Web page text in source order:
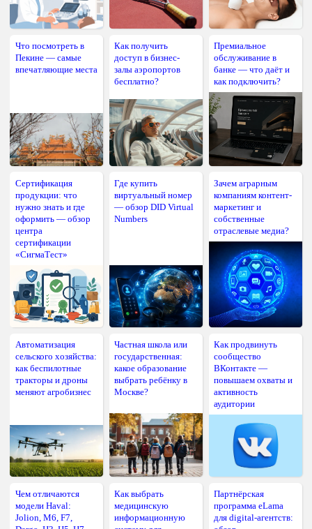
Что посмотреть в
Пекине — самые
впечатляющие места
Как получить
доступ в бизнес-
залы аэропортов
бесплатно?
Премиальное
обслуживание в
банке — что даёт и
как подключить?
Сертификация
продукции: что
нужно знать и где
оформить — обзор
центра
сертификации
«СигмаТест»
Где купить
виртуальный номер
— обзор DID Virtual
Numbers
Зачем аграрным
компаниям контент-
маркетинг и
собственные
отраслевые медиа?
Автоматизация
сельского хозяйства:
как беспилотные
тракторы и дроны
меняют агробизнес
Частная школа или
государственная:
какое образование
выбрать ребёнку в
Москве?
Как продвинуть
сообщество
ВКонтакте —
повышаем охваты и
активность
аудитории
Чем отличаются
модели Haval:
Jolion, M6, F7,
Как выбрать
медицинскую
информационную
Партнёрская
программа eLama
для digital-агентств: